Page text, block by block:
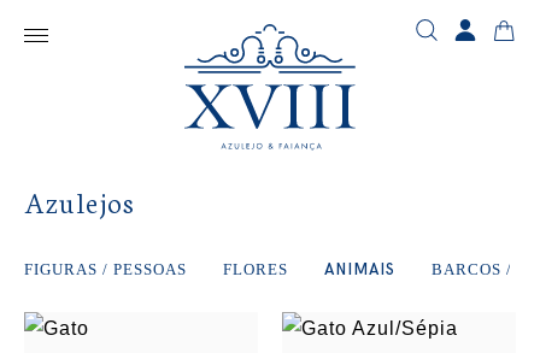
Azulejos
FIGURAS / PESSOAS FLORES ANIMAIS BARCOS /